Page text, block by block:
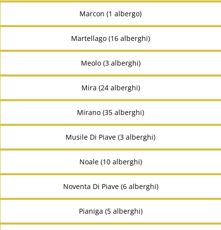
Marcon (1 albergo)
Martellago (16 alberghi)
Meolo (3 alberghi)
Mira (24 alberghi)
Mirano (35 alberghi)
Musile Di Piave (3 alberghi)
Noale (10 alberghi)
Noventa Di Piave (6 alberghi)
Pianiga (5 alberghi)